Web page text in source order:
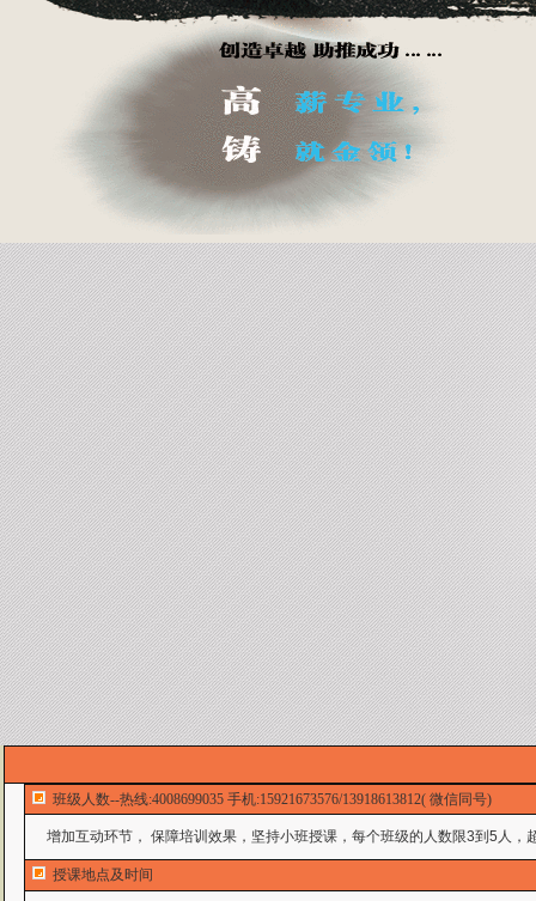
班级人数--热线:4008699035 手机:15921673576/13918613812( 微信同号)
增加互动环节， 保障培训效果，坚持小班授课，每个班级的人数限3到5人，
授课地点及时间